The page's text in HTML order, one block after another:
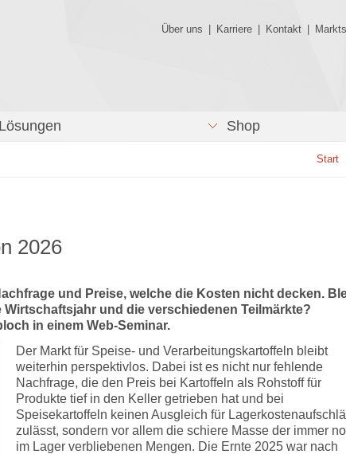
Über uns Karriere Kontakt
Shop
Start
2026
und Preise, welche die Kosten nicht decken.
und die verschiedenen Teilmärkte?
in einem Web-Seminar.
Der Markt für Speise- und Verarbeitungskartoffeln bleibt
weiterhin perspektivlos. Dabei ist es nicht nur fehlende
Nachfrage, die den Preis bei Kartoffeln als Rohstoff für
Produkte tief in den Keller getrieben hat und bei
Speisekartoffeln keinen Ausgleich für
zulässt, sondern vor allem die schiere Masse der immer
im Lager verbliebenen Mengen. Die Ernte 2025 war nach